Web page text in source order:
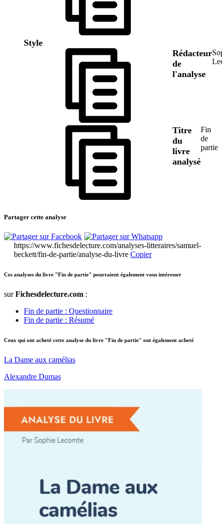
Style
Rédacteur
de
l'analyse
Titre
du
livre
analysé
Fin
de
partie
Partager cette analyse
https://www.fichesdelecture.com/analyses-litteraires/samuel-
beckett/fin-de-partie/analyse-du-livre Copier
Ces analyses du livre "Fin de partie" pourraient également vous intéresser
surFichesdelecture.com :
Fin de partie : Questionnaire
Fin de partie : Résumé
Ceux qui ont acheté cette analyse du livre "Fin de partie" ont également acheté
La Dame aux camélias
Alexandre Dumas